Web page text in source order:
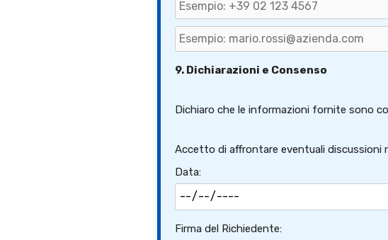
9. Dichiarazioni e Consenso
Dichiaro che le informazioni fornite sono
Accetto di affrontare eventuali discussioni
Data:
Firma del Richiedente: